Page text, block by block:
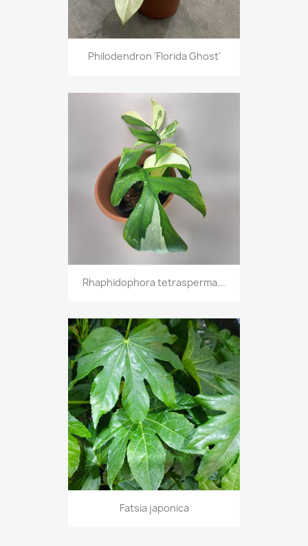
Philodendron 'Florida Ghost'
Rhaphidophora tetrasperma...
Fatsia japonica